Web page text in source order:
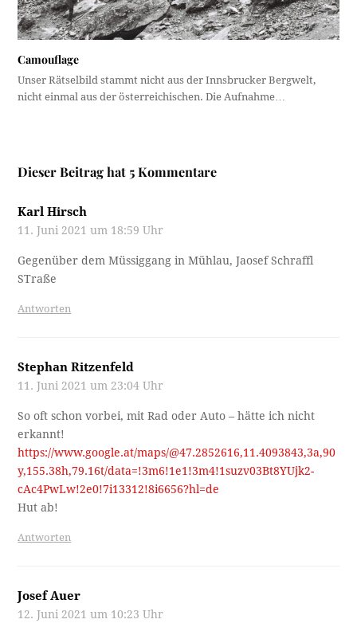
Camouflage
Unser Rätselbild stammt nicht aus der Innsbrucker Bergwelt,
nicht einmal aus der österreichischen. Die Aufnahme…
Dieser Beitrag hat 5 Kommentare
Karl Hirsch
11. Juni 2021 um 18:59 Uhr
Gegenüber dem Müssiggang in Mühlau, Jaosef Schraffl
STraße
Antworten
Stephan Ritzenfeld
11. Juni 2021 um 23:04 Uhr
So oft schon vorbei, mit Rad oder Auto – hätte ich nicht
erkannt!
https://www.google.at/maps/@47.2852616,11.4093843,3a,90
y,155.38h,79.16t/data=!3m6!1e1!3m4!1suzv03Bt8YUjk2-
cAc4PwLw!2e0!7i13312!8i6656?hl=de
Hut ab!
Antworten
Josef Auer
12. Juni 2021 um 10:23 Uhr